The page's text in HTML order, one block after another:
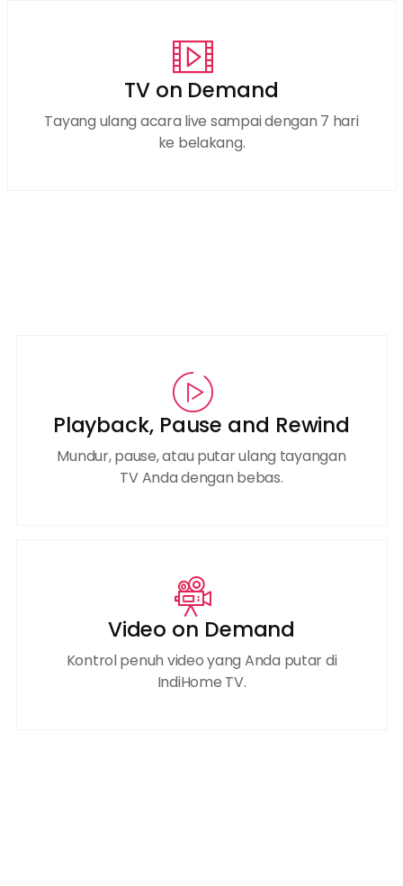
TV on Demand
Tayang ulang acara live sampai dengan 7 hari
ke belakang.
Playback, Pause and Rewind
Mundur, pause, atau putar ulang tayangan
TV Anda dengan bebas.
Video on Demand
Kontrol penuh video yang Anda putar di
IndiHome TV.